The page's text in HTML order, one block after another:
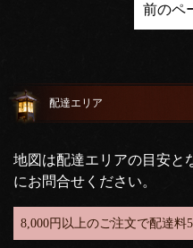
前のペ
配達エリア
地図は配達エリアの目安と
にお問合せください。
8,000円以上のご注文で配達料